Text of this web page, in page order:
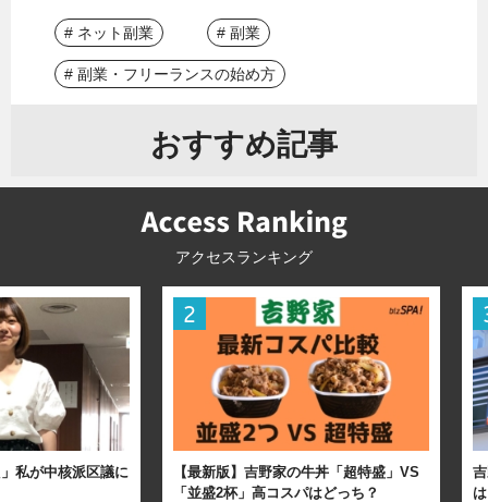
# ネット副業 # 副業
# 副業・フリーランスの始め方
おすすめ記事
アクセスランキング
私が中核派区議に
【最新版】吉野家の牛丼「超特盛」VS
「並盛2杯」高コスパはどっち？